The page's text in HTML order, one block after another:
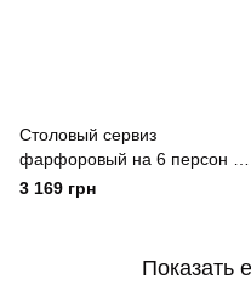
Столовый сервиз
фарфоровый на 6 персон 18
тарелок белый Yiwu Білий
3 169 грн
Показать